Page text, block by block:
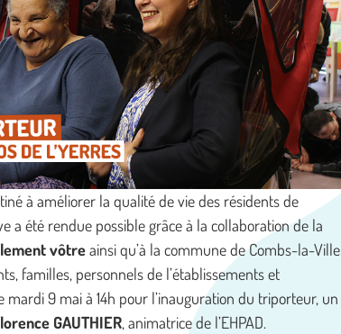
à améliorer la qualité de vie des résidents de
a été rendue possible grâce à la collaboration de la
vôtreainsi qu’à la commune de Combs-la-Ville
familles, personnels de l’établissements et
9 mai à 14h pour l’inauguration du triporteur, un
GAUTHIER, animatrice de l’EHPAD.